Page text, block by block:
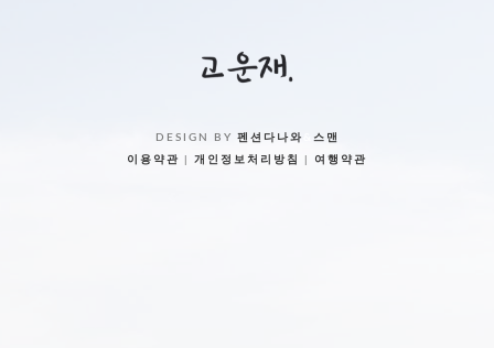
DESIGN BY 펜션다나와
스맨
이용약관
개인정보처리방침 여행약관